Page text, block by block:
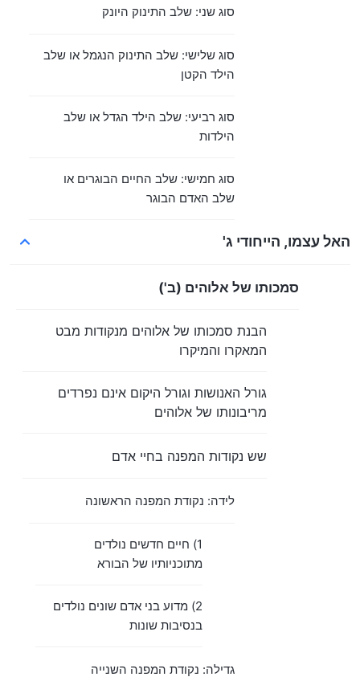
סוג שני: שלב התינוק היונק
סוג שלישי: שלב התינוק הנגמל או שלב
הילד הקטן
סוג רביעי: שלב הילד הגדל או שלב
הילדות
סוג חמישי: שלב החיים הבוגרים או
שלב האדם הבוגר
האל עצמו, הייחודי ג'
סמכותו של אלוהים (ב')
הבנת סמכותו של אלוהים מנקודות מבט
המאקרו והמיקרו
גורל האנושות וגורל היקום אינם נפרדים
מריבונותו של אלוהים
שש נקודות המפנה בחיי אדם
לידה: נקודת המפנה הראשונה
1) חיים חדשים נולדים
מתוכניותיו של הבורא
2) מדוע בני אדם שונים נולדים
בנסיבות שונות
גדילה: נקודת המפנה השנייה